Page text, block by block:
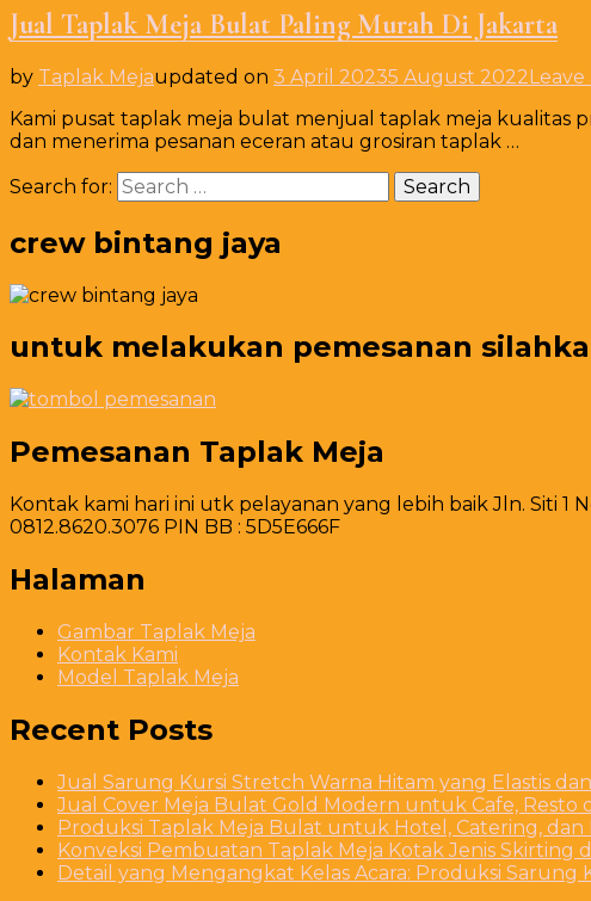
Jual Taplak Meja Bulat Paling Murah Di Jakarta
by Taplak Mejaupdated on 3 April 20235 August 2022
Kami pusat taplak meja bulat menjual taplak meja kualitas
dan menerima pesanan eceran atau grosiran taplak …
Search for:
crew bintang jaya
untuk melakukan pemesanan
Pemesanan Taplak Meja
Kontak kami hari ini utk pelayanan yang lebih baik Jln. Siti 1
0812.8620.3076 PIN BB : 5D5E666F
Halaman
Gambar Taplak Meja
Kontak Kami
Model Taplak Meja
Recent Posts
Jual Sarung Kursi Stretch Warna Hitam yang Elastis
Jual Cover Meja Bulat Gold Modern untuk Cafe, Resto
Produksi Taplak Meja Bulat untuk Hotel, Catering, dan
Konveksi Pembuatan Taplak Meja Kotak Jenis Skirting
Detail yang Mengangkat Kelas Acara: Produksi